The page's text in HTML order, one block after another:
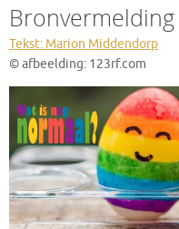
Bronvermelding
Tekst: Marion Middendorp
© afbeelding: 123rf.com